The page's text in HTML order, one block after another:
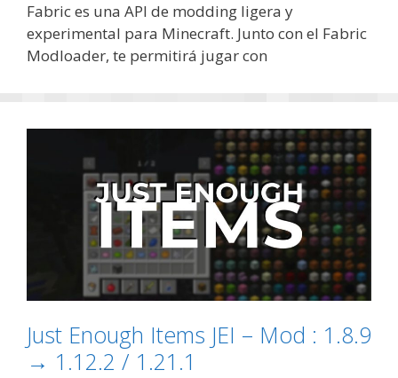
Fabric es una API de modding ligera y
experimental para Minecraft. Junto con el Fabric
Modloader, te permitirá jugar con
Just Enough Items JEI – Mod : 1.8.9
→ 1.12.2 / 1.21.1